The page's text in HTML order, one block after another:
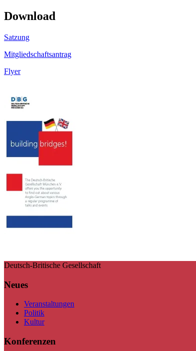
Download
Satzung
Mitgliedschaftsantrag
Flyer
Deutsch-Britische Gesellschaft
Neues
Veranstaltungen
Politik
Kultur
Konferenzen